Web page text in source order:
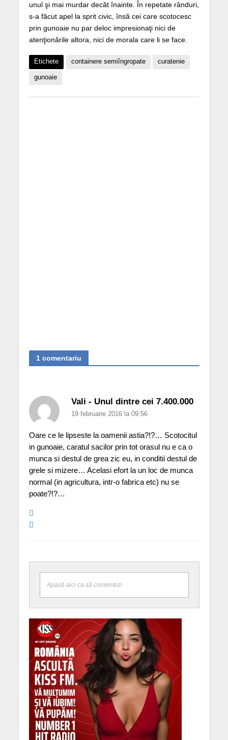
unul şi mai murdar decât înainte. În repetate rânduri,
s-a făcut apel la sprit civic, însă cei care scotocesc
prin gunoaie nu par deloc impresionaţi nici de
atenţionările altora, nici de morala care li se face.
Etichete containere semiîngropate curatenie
gunoaie
1 comentariu
Vali - Unul dintre cei 7.400.000
19 februarie 2016 la 09:56
Oare ce le lipseste la oamenii astia?!?… Scotocitul
in gunoaie, caratul sacilor prin tot orasul nu e ca o
munca si destul de grea zic eu, in conditii destul de
grele si mizere… Acelasi efort la un loc de munca
normal (in agricultura, intr-o fabrica etc) nu se
poate?!?…
Apasă aici ca să comentezi